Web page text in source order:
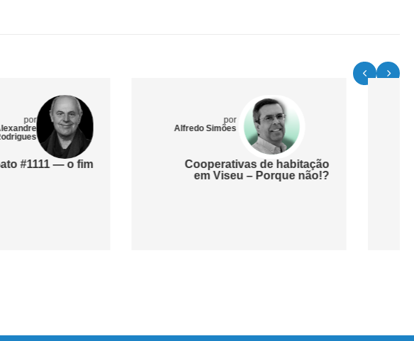
por
Alfredo Simões
Cooperativas de habitação
por
José Carreira
Imigração: O Estado está
desajustado